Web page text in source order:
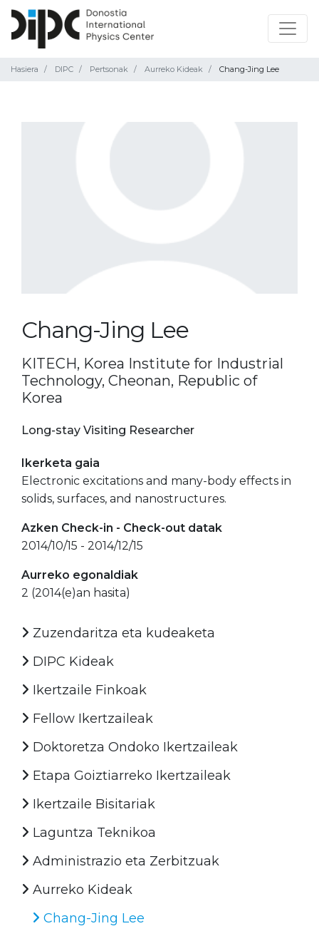
Hasiera DIPC Pertsonak Aurreko Kideak Chang-Jing Lee
Chang-Jing Lee
KITECH, Korea Institute for Industrial
Technology, Cheonan, Republic of
Korea
Long-stay Visiting Researcher
Ikerketa gaia
Electronic excitations and many-body effects in
solids, surfaces, and nanostructures.
Azken Check-in - Check-out datak
2014/10/15 - 2014/12/15
Aurreko egonaldiak
2 (2014(e)an hasita)
Zuzendaritza eta kudeaketa
DIPC Kideak
Ikertzaile Finkoak
Fellow Ikertzaileak
Doktoretza Ondoko Ikertzaileak
Etapa Goiztiarreko Ikertzaileak
Ikertzaile Bisitariak
Laguntza Teknikoa
Administrazio eta Zerbitzuak
Aurreko Kideak
Chang-Jing Lee